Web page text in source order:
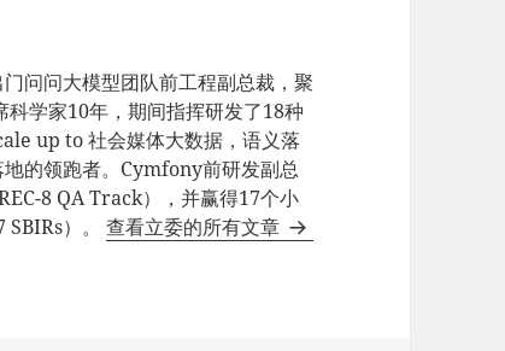
问问大模型团队前工程副总裁，聚
学家10年，期间指挥研发了18种
up to 社会媒体大数据，语义落
的领跑者。Cymfony前研发副总
8 QA Track），并赢得17个小
SBIRs）。查看立委的所有文章